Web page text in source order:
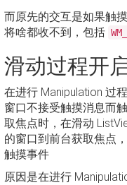
而原先的交互是如果触
将啥都收不到，包括
滑动过程开
在进行 Manipulation 过
窗口不接受触摸消息而
取焦点时，在滑动
的窗口到前台获取焦点
触摸事件
原因是在进行